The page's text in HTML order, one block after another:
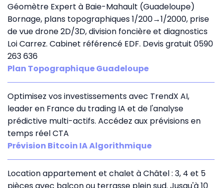
Géomètre Expert à Baie-Mahault (Guadeloupe)
Bornage, plans topographiques 1/200→1/2000, prise
de vue drone 2D/3D, division foncière et diagnostics
Loi Carrez. Cabinet référencé EDF. Devis gratuit 0590
263 636
Plan Topographique Guadeloupe
Optimisez vos investissements avec TrendX AI,
leader en France du trading IA et de l'analyse
prédictive multi-actifs. Accédez aux prévisions en
temps réel CTA
Prévision Bitcoin IA Algorithmique
Location appartement et chalet à Châtel : 3, 4 et 5
pièces avec balcon ou terrasse plein sud. Jusqu'à 10